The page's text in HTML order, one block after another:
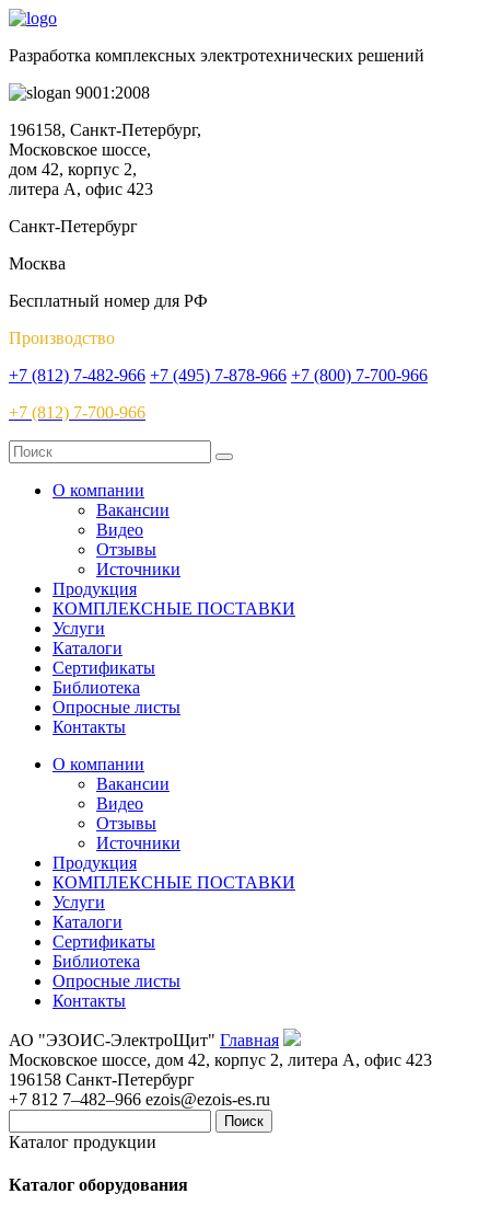
Разработка комплексных электротехнических решений
9001:2008
196158, Санкт-Петербург,
Московское шоссе,
дом 42, корпус 2,
литера А, офис 423
Санкт-Петербург
Москва
Бесплатный номер для РФ
Производство
+7 (812) 7-482-966 +7 (495) 7-878-966 +7 (800) 7-700-966
+7 (812) 7-700-966
О компании
Вакансии
Видео
Отзывы
Источники
Продукция
КОМПЛЕКСНЫЕ ПОСТАВКИ
Услуги
Каталоги
Сертификаты
Библиотека
Опросные листы
Контакты
О компании
Вакансии
Видео
Отзывы
Источники
Продукция
КОМПЛЕКСНЫЕ ПОСТАВКИ
Услуги
Каталоги
Сертификаты
Библиотека
Опросные листы
Контакты
АО "ЭЗОИС-ЭлектроЩит" Главная
Московское шоссе, дом 42, корпус 2, литера А, офис 423
196158 Санкт-Петербург
+7 812 7–482–966 ezois@ezois-es.ru
Поиск
Каталог продукции
Каталог оборудования